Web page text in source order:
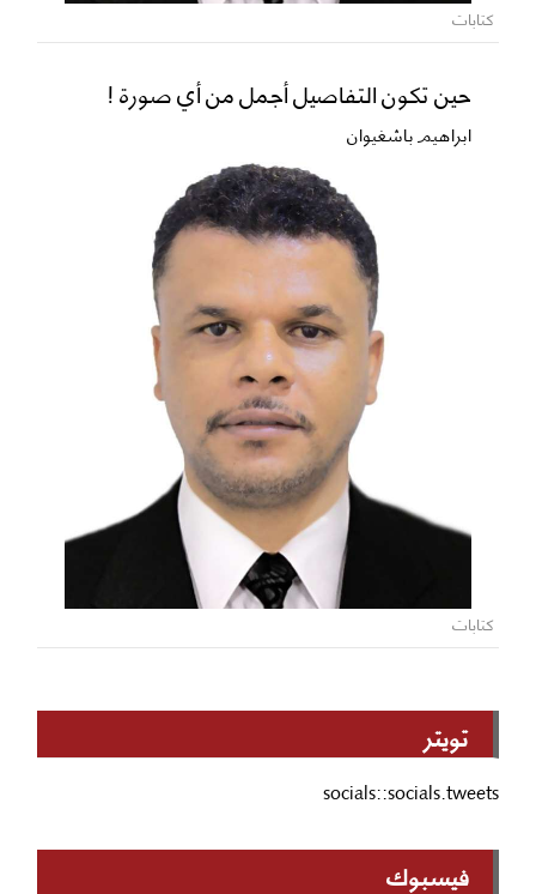
كتابات
حين تكون التفاصيل أجمل من أي صورة !
ابراهيم باشغيوان
كتابات
تويتر
socials::socials.tweets
فيسبوك